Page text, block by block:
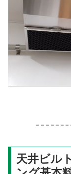
天井ビル